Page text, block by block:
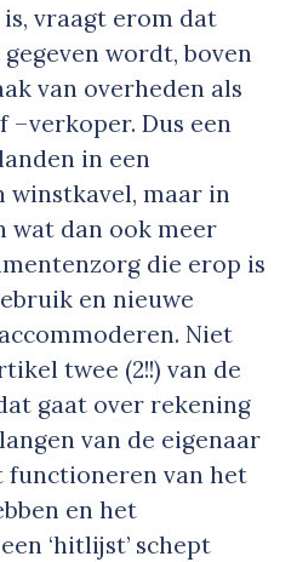
vraagt erom dat
wordt, boven
van overheden als
Dus een
in een
winstkavel, maar in
wat dan ook meer
die erop is
en nieuwe
Niet
twee (2!!) van de
gaat over rekening
van de eigenaar
functioneren van het
en het
‘hitlijst’ schept